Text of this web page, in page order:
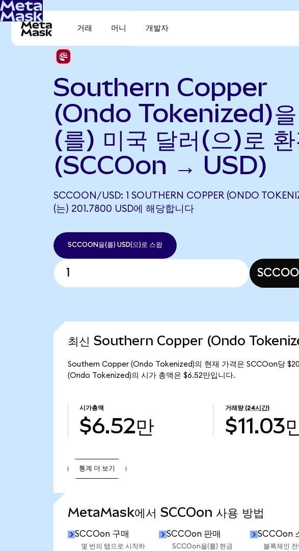
거래 머니 개발자
Southern Copper
(Ondo Tokenized)을
(를) 미국 달러(으)로 환
(SCCOon → USD)
SCCOON/USD: 1 SOUTHERN COPPER (ONDO
(는) 201.7800 USD에 해당합니다
SCCOON을(를) USD(으)로 스왑
최신 Southern Copper (Ondo
Southern Copper (Ondo Tokenized)의 현재 가격은 SCCOon당
(Ondo Tokenized)의 시가 총액은 $6.52만입니다.
시가총액
$6.52만
거래량 (24시간)
$11.03
통계 더 보기
MetaMask에서 SCCOon 사용 방법
SCCOon 구매
몇 번의 탭으로 시작하
SCCOon 판매
SCCOon을(를) 현금
SCCOon
블록체인 전